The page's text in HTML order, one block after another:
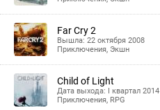
Far Cry 2
Вышла: 22 октября 2008
Приключения, Экшн
Child of Light
Дата выхода: I квартал 2014
Приключения, RPG